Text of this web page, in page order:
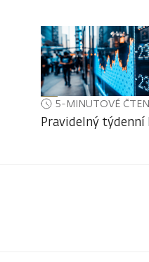
5-MINUTOVÉ
Pravidelný